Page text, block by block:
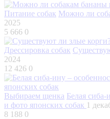
Питание собак Можно ли
2025
5 666 0
Дрессировка собак
2024
12 426 0
Выбираем щенка Белая сиба-
и фото японских собак 1
8 188 0